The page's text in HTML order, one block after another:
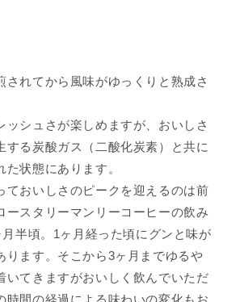
されてから風味がゆっくりと熟成さ
ッシュさが楽しめますが、おいしさ
する炭酸ガス（二酸化炭素）と共に
た状態にあります。
ておいしさのピークを迎えるのは前
ースタリーマンリーコーヒーの飲み
半頃。1ヶ月経った頃にグンと味が
ります。そこから3ヶ月までゆるや
いてきますがおいしく飲んでいただ